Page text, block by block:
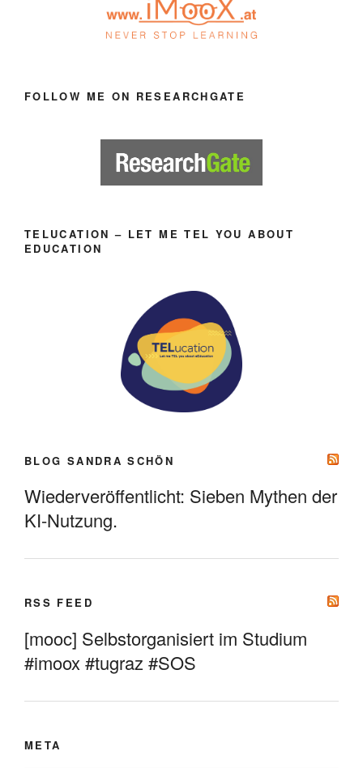
FOLLOW ME ON RESEARCHGATE
TELUCATION – LET ME TEL YOU ABOUT
EDUCATION
BLOG SANDRA SCHÖN
Wiederveröffentlicht: Sieben Mythen der
KI-Nutzung.
RSS FEED
[mooc] Selbstorganisiert im Studium
#imoox #tugraz #SOS
META